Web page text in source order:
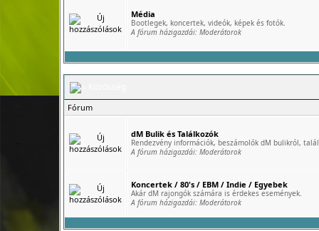
Média
Bootlegek, koncertek, videók, képek és fotók.
A fórum házigazdái: Moderátorok
Fórum
dM Bulik és Találkozók
Rendezvény információk, beszámolók dM bulikról,
A fórum házigazdái: Moderátorok
Koncertek / 80's / EBM / Indie / Egyebek
Akár dM rajongók számára is érdekes események.
A fórum házigazdái: Moderátorok